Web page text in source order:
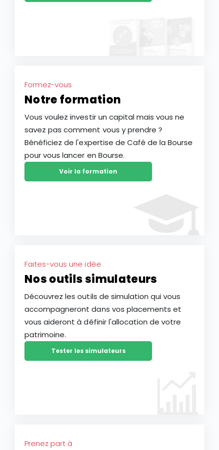
Formez-vous
Notre formation
Vous voulez investir un capital mais vous ne
savez pas comment vous y prendre ?
Bénéficiez de l'expertise de Café de la Bourse
pour vous lancer en Bourse.
Voir la formation
Faites-vous une idée
Nos outils simulateurs
Découvrez les outils de simulation qui vous
accompagneront dans vos placements et
vous aideront à définir l'allocation de votre
patrimoine.
Tester les simulateurs
Prenez part à